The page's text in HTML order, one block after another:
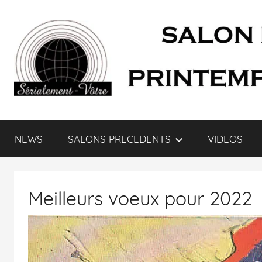
SÉRIALEMENT-
VÔTRE.FR
web
du
doublage
NEWS SALONS PRECEDENTS VIDEOS
Meilleurs voeux pour 2022